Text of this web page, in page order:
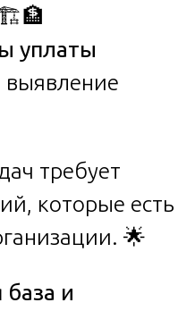
🏗️🏦
уплаты
выявление
требует
которые есть
🌟
и